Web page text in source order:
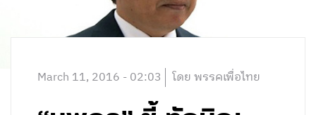
March 11, 2016 - 02:03 โดย พรรคเพื่อไทย